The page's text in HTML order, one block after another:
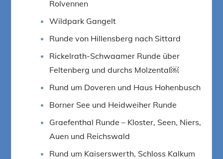
Rolvennen
Wildpark Gangelt
Runde von Hillensberg nach Sittard
Rickelrath-Schwaamer Runde über
Feltenberg und durchs Molzental￼
Rund um Doveren und Haus Hohenbusch
Borner See und Heidweiher Runde
Graefenthal Runde – Kloster, Seen, Niers,
Auen und Reichswald
Rund um Kaiserswerth, Schloss Kalkum